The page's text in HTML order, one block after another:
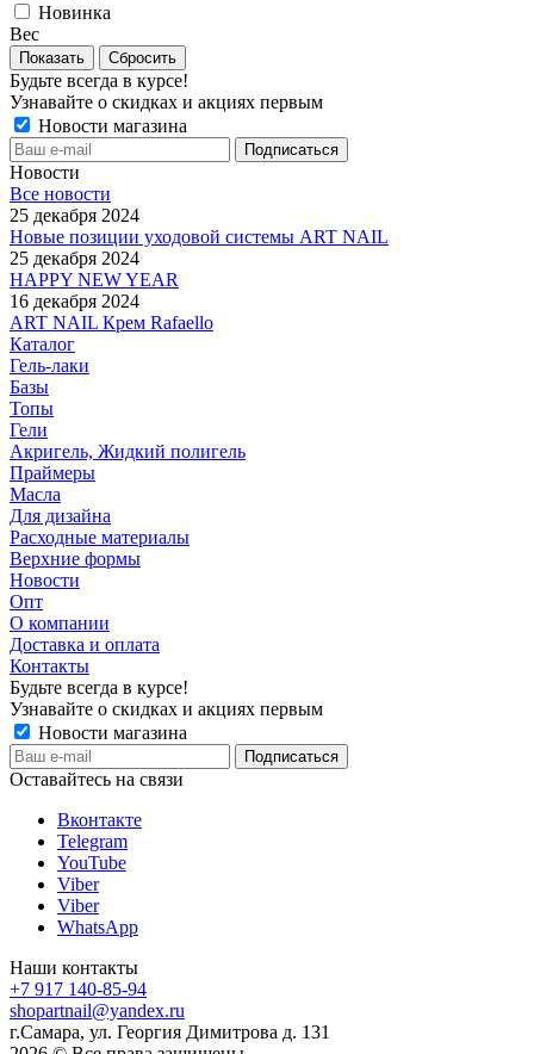
Новинка
Вес
Сбросить
Будьте всегда в курсе!
Узнавайте о скидках и акциях первым
Новости магазина
Новости
Все новости
25 декабря 2024
Новые позиции уходовой системы ART NAIL
25 декабря 2024
HAPPY NEW YEAR
16 декабря 2024
ART NAIL Крем Rafaello
Каталог
Гель-лаки
Базы
Топы
Гели
Акригель, Жидкий полигель
Праймеры
Масла
Для дизайна
Расходные материалы
Верхние формы
Новости
Опт
О компании
Доставка и оплата
Контакты
Будьте всегда в курсе!
Узнавайте о скидках и акциях первым
Новости магазина
Оставайтесь на связи
Вконтакте
Telegram
YouTube
Viber
Viber
WhatsApp
Наши контакты
+7 917 140-85-94
shopartnail@yandex.ru
г.Самара, ул. Георгия Димитрова д. 131